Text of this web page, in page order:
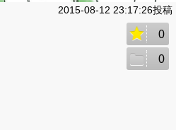
2015-08-12 23:17:26投稿
0
0